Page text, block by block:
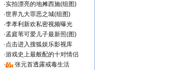
·实拍漂亮的地摊西施(组图)
·世界九大罪恶之城(组图)
·李孝利新欢私密视频曝光
·孟庭苇可爱儿子最新照(图)
·点击进入搜狐娱乐影视库
·游戏史上最般配的十对情侣
·
张元首透露戒毒生活